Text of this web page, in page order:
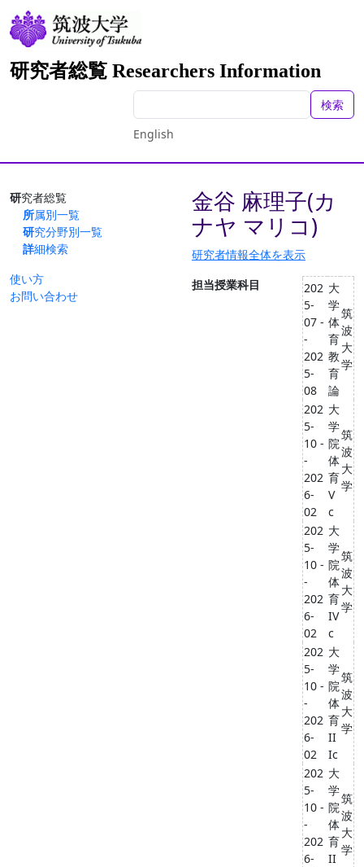
研究者総覧 Researchers Information
検索
English
研究者総覧
所属別一覧
研究分野別一覧
詳細検索
使い方
お問い合わせ
金谷 麻理子(カ
ナヤ マリコ)
研究者情報全体を表示
担当授業科目
202
5-
07 -
-
202
5-
08
大
学
体
育
教
育
論
筑
波
大
学
202
5-
10 -
-
202
6-
02
大
学
院
体
育
V
c
筑
波
大
学
202
5-
10 -
-
202
6-
02
大
学
院
体
育
IV
c
筑
波
大
学
202
5-
10 -
-
202
6-
02
大
学
院
体
育
II
Ic
筑
波
大
学
202
5-
10 -
-
202
6-
大
学
院
体
育
II
筑
波
大
学